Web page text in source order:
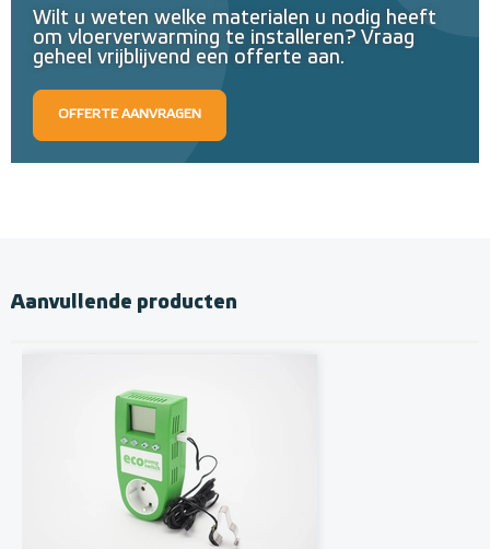
Wilt u weten welke materialen u nodig heeft
om vloerverwarming te installeren? Vraag
geheel vrijblijvend een offerte aan.
OFFERTE AANVRAGEN
Aanvullende producten